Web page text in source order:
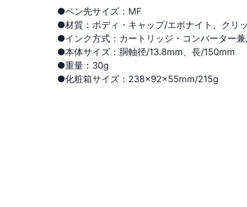
●ペン先サイズ：MF
●材質：ボディ・キャップ/エボナイト、クリ
●インク方式：カートリッジ・コンバーター兼
●本体サイズ：胴軸径/13.8mm、長/150mm
●重量：30g
●化粧箱サイズ：238×92×55mm/215g